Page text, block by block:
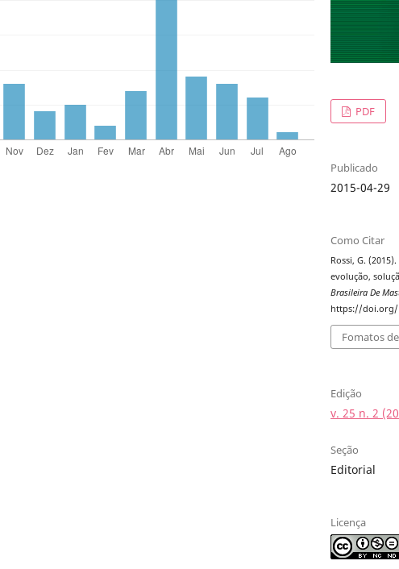
PDF
Publicado
2015-04-29
Como Citar
Rossi, G.
evolução,
Brasileira De
https://doi.org/
Fomatos
Edição
v. 25 n. 2
Seção
Editorial
Licença